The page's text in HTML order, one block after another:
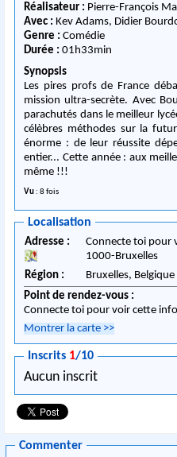
Réalisateur : Pierre-François
Avec :Kev Adams, Didier
Genre :Comédie
Durée :01h33min
Synopsis
Les pires profs de France
mission ultra-secrète. Avec
parachutés dans le meilleur
célèbres méthodes sur la
énorme : de leur réussite
entier... Cette année : aux
même !!!
Vu : 8 fois
Localisation
Adresse :
Connecte toi pour
1000- Bruxelles
Région :
Bruxelles, Belgique
Point de rendez-vous :
Connecte toi pour voir cette info
Montrer la carte >>
Inscrits 1/10
Aucun inscrit
Commenter